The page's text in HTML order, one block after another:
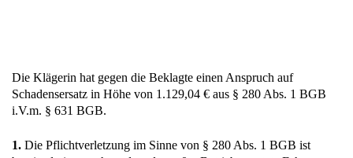
Die Klägerin hat gegen die Beklagte einen Anspruch auf
Schadensersatz in Höhe von 1.129,04 € aus § 280 Abs. 1 BGB
i.V.m. § 631 BGB.
1. Die Pflichtverletzung im Sinne von § 280 Abs. 1 BGB ist